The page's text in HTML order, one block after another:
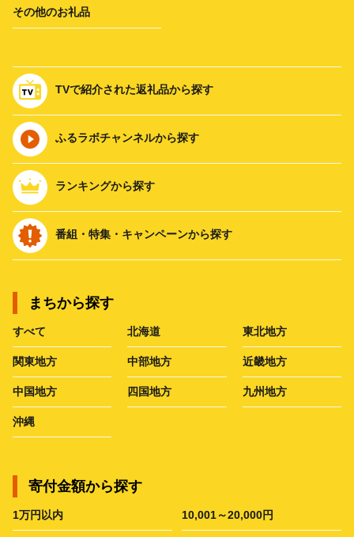
その他のお礼品
TVで紹介された返礼品から探す
ふるラボチャンネルから探す
ランキングから探す
番組・特集・キャンペーンから探す
まちから探す
すべて 北海道 東北地方
関東地方 中部地方 近畿地方
中国地方 四国地方 九州地方
沖縄
寄付金額から探す
1万円以内 10,001～20,000円